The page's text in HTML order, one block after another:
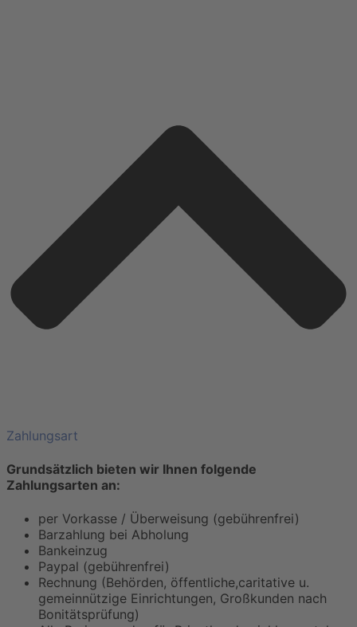
Zahlungsart
Grundsätzlich bieten wir Ihnen folgende
Zahlungsarten an:
per Vorkasse / Überweisung (gebührenfrei)
Barzahlung bei Abholung
Bankeinzug
Paypal (gebührenfrei)
Rechnung (Behörden, öffentliche,caritative u.
gemeinnützige Einrichtungen, Großkunden nach
Bonitätsprüfung)